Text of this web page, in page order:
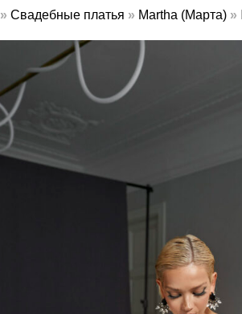
» Свадебные платья » Martha (Марта) »